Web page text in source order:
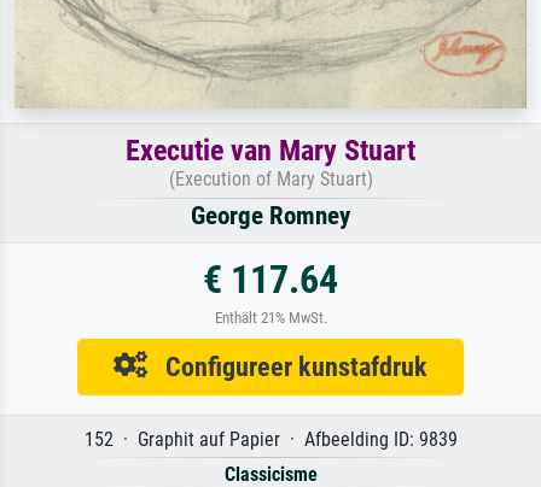
Executie van Mary Stuart
(Execution of Mary Stuart)
George Romney
€ 117.64
Enthält 21% MwSt.
Configureer kunstafdruk
152 · Graphit auf Papier · Afbeelding ID: 9839
Classicisme